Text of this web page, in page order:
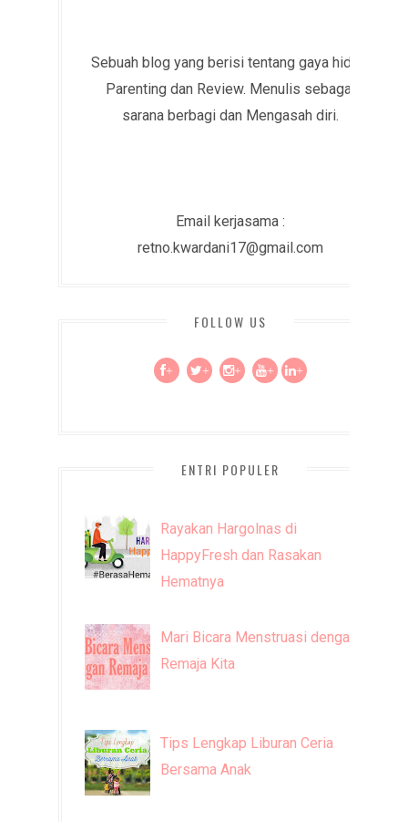
Sebuah blog yang berisi tentang gaya hidup,
Parenting dan Review. Menulis sebagai
sarana berbagi dan Mengasah diri.
Email kerjasama :
retno.kwardani17@gmail.com
FOLLOW US
+ + + + +
ENTRI POPULER
Rayakan Hargolnas di
HappyFresh dan Rasakan
Hematnya
Mari Bicara Menstruasi dengan
Remaja Kita
Tips Lengkap Liburan Ceria
Bersama Anak